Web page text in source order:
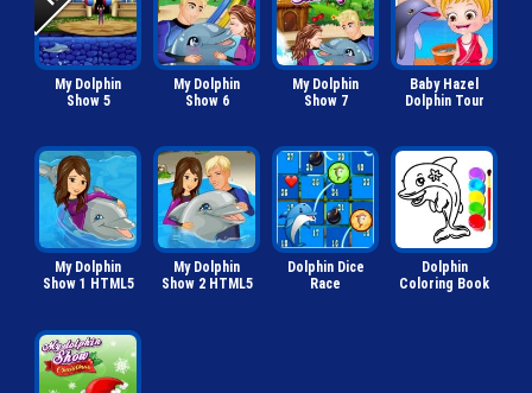
My Dolphin
Show 5
My Dolphin
Show 6
My Dolphin
Show 7
Baby Hazel
Dolphin Tour
My Dolphin
Show 1 HTML5
My Dolphin
Show 2 HTML5
Dolphin Dice
Race
Dolphin
Coloring Book